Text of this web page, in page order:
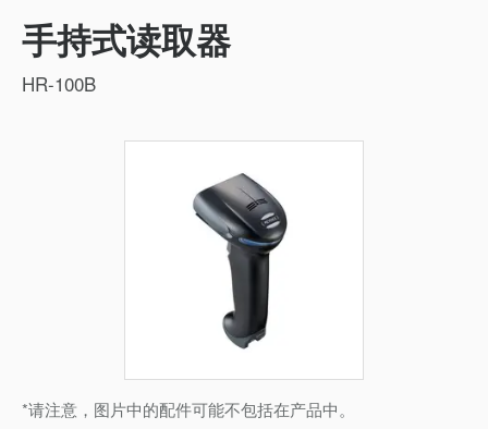
手持式读取器
HR-100B
*请注意，图片中的配件可能不包括在产品中。